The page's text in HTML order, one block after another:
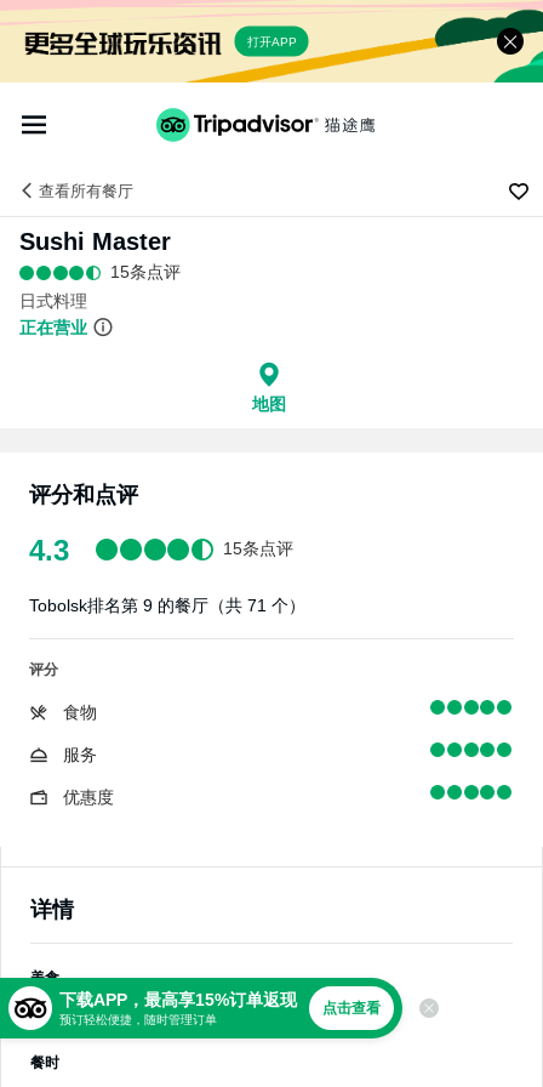
打开APP
查看所有餐厅
Sushi Master
15条点评
日式料理
正在营业
地图
评分和点评
4.3 15条点评
Tobolsk排名第 9 的餐厅（共 71 个）
评分
食物
服务
优惠度
详情
美食
日式料理
餐时
下载APP，最高享15%订单返现
预订轻松便捷，随时管理订单
点击查看